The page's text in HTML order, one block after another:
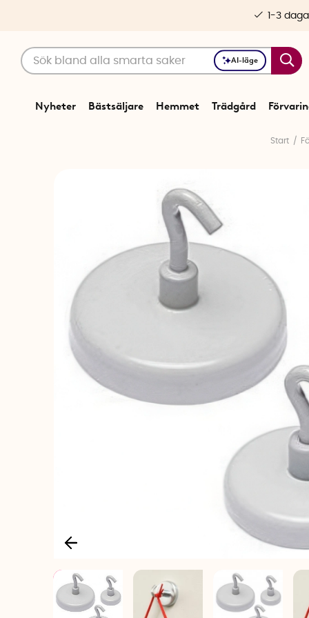
AI-läge
Nyheter Bästsäljare Hemmet Trädgård
1-3
Start